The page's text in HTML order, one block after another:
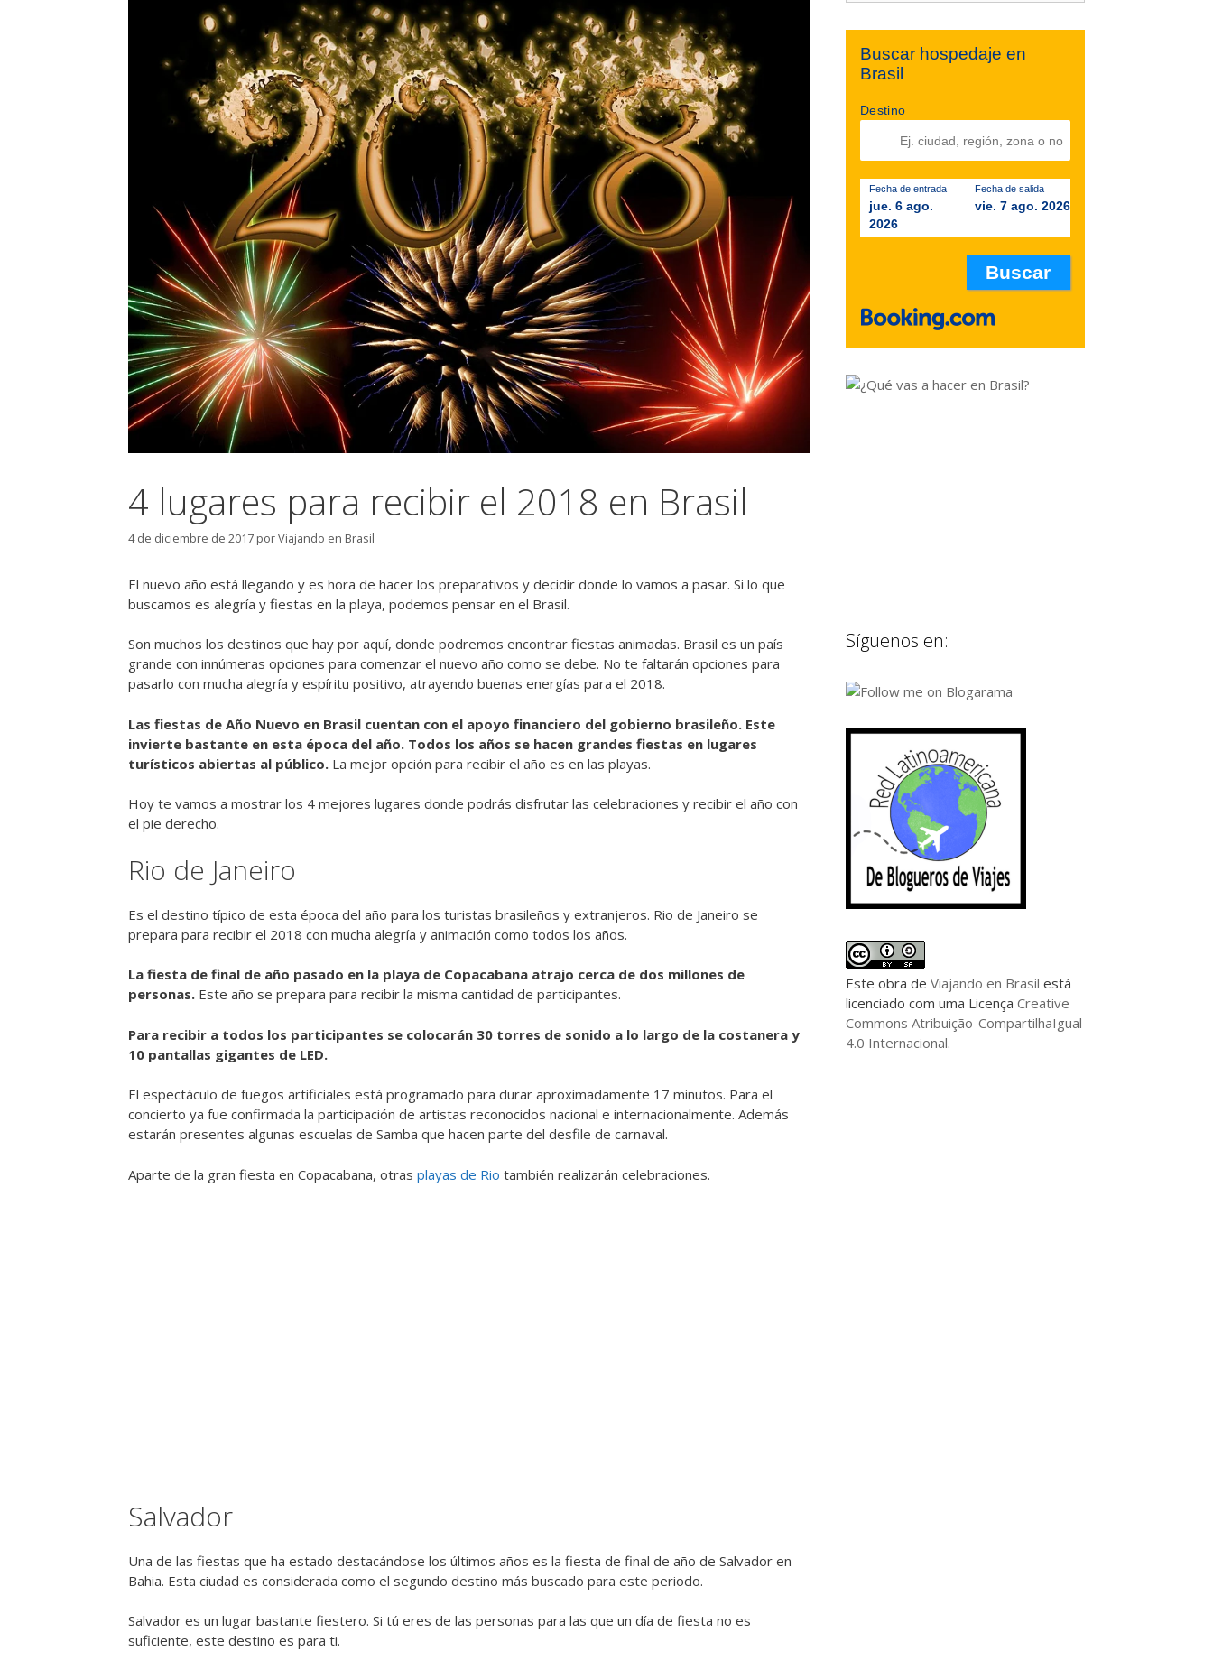
4 lugares para recibir el 2018 en Brasil
4 de diciembre de 2017 porViajando en Brasil
El nuevo año está llegando y es hora de hacer los preparativos y decidir donde lo vamos a pasar. Si lo que
buscamos es alegría y fiestas en la playa, podemos pensar en el Brasil.
Son muchos los destinos que hay por aquí, donde podremos encontrar fiestas animadas. Brasil es un país
grande con innúmeras opciones para comenzar el nuevo año como se debe. No te faltarán opciones para
pasarlo con mucha alegría y espíritu positivo, atrayendo buenas energías para el 2018.
Las fiestas de Año Nuevo en Brasil cuentan con el apoyo financiero del gobierno brasileño. Este
invierte bastante en esta época del año. Todos los años se hacen grandes fiestas en lugares
turísticos abiertas al público. La mejor opción para recibir el año es en las playas.
Hoy te vamos a mostrar los 4 mejores lugares donde podrás disfrutar las celebraciones y recibir el año con
el pie derecho.
Rio de Janeiro
Es el destino típico de esta época del año para los turistas brasileños y extranjeros. Rio de Janeiro se
prepara para recibir el 2018 con mucha alegría y animación como todos los años.
La fiesta de final de año pasado en la playa de Copacabana atrajo cerca de dos millones de
personas. Este año se prepara para recibir la misma cantidad de participantes.
Para recibir a todos los participantes se colocarán 30 torres de sonido a lo largo de la costanera y
10 pantallas gigantes de LED.
El espectáculo de fuegos artificiales está programado para durar aproximadamente 17 minutos. Para el
concierto ya fue confirmada la participación de artistas reconocidos nacional e internacionalmente. Además
estarán presentes algunas escuelas de Samba que hacen parte del desfile de carnaval.
Aparte de la gran fiesta en Copacabana, otras playas de Rio también realizarán celebraciones.
Salvador
Una de las fiestas que ha estado destacándose los últimos años es la fiesta de final de año de Salvador en
Bahia. Esta ciudad es considerada como el segundo destino más buscado para este periodo.
Salvador es un lugar bastante fiestero. Si tú eres de las personas para las que un día de fiesta no es
suficiente, este destino es para ti.
Buscar hospedaje en
Brasil
Destino
Fecha de entrada
jue. 6 ago.
2026
Fecha de salida
vie. 7 ago. 2026
Síguenos en:
Este obra de Viajando en Brasil está
licenciado com uma Licença Creative
Commons Atribuição-CompartilhaIgual
4.0 Internacional.